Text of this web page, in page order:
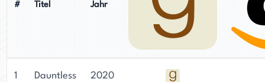
# Titel Jahr
1 Dauntless 2020